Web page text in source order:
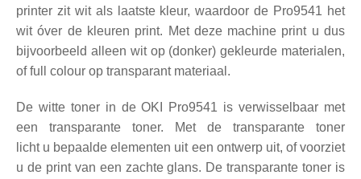
printer zit wit als laatste kleur, waardoor de Pro9541 het
wit óver de kleuren print. Met deze machine print u dus
bijvoorbeeld alleen wit op (donker) gekleurde materialen,
of full colour op transparant materiaal.
De witte toner in de OKI Pro9541 is verwisselbaar met
een transparante toner. Met de transparante toner
licht u bepaalde elementen uit een ontwerp uit, of voorziet
u de print van een zachte glans. De transparante toner is